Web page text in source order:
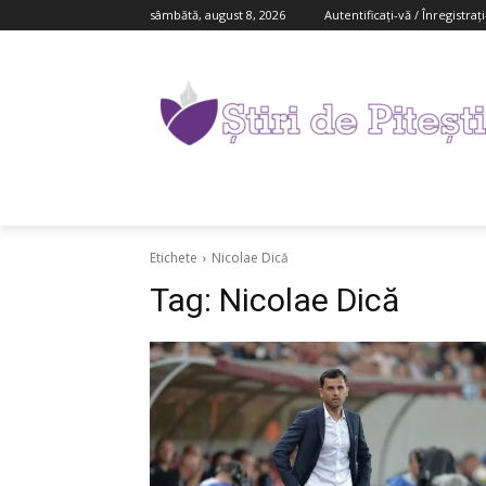
sâmbătă, august 8, 2026 Autentificați-vă /
Etichete Nicolae Dică
Tag: Nicolae Dică